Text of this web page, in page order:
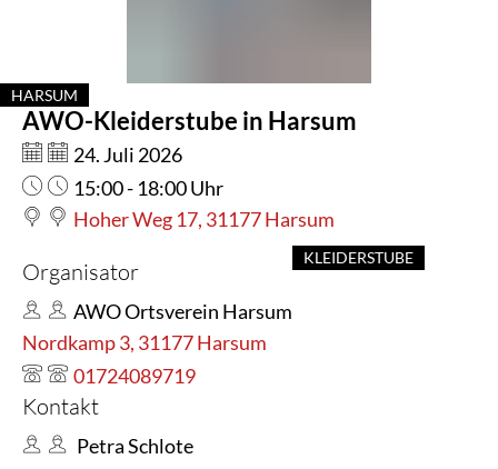
HARSUM
KATEGORIE: HARSUM
AWO-Kleiderstube in Harsum
Datum:
24. Juli 2026
Uhrzeit:
15:00 - 18:00 Uhr
Hoher Weg 17, 31177 Harsum
Organisator
AWO Ortsverein Harsum
Nordkamp 3, 31177 Harsum
01724089719
Kontakt
Petra Schlote
KLEIDERSTUBE